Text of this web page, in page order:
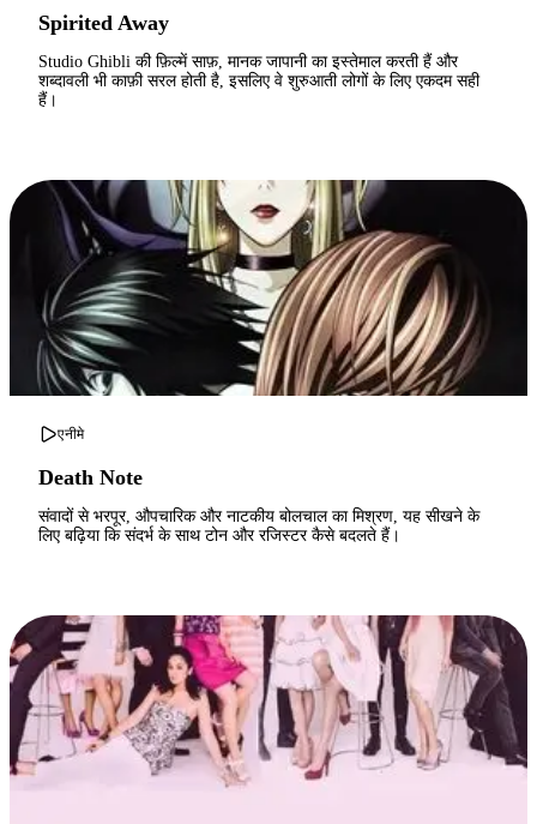
Spirited Away
Studio Ghibli की फ़िल्में साफ़, मानक जापानी का इस्तेमाल करती हैं और
शब्दावली भी काफ़ी सरल होती है, इसलिए वे शुरुआती लोगों के लिए एकदम सही
हैं।
एनीमे
Death Note
संवादों से भरपूर, औपचारिक और नाटकीय बोलचाल का मिश्रण, यह सीखने के
लिए बढ़िया कि संदर्भ के साथ टोन और रजिस्टर कैसे बदलते हैं।